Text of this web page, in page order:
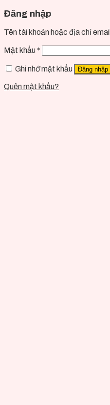
Đăng nhập
Tên tài khoản hoặc địa chỉ email
Mật khẩu *
Ghi nhớ mật khẩu Đăng nhập
Quên mật khẩu?